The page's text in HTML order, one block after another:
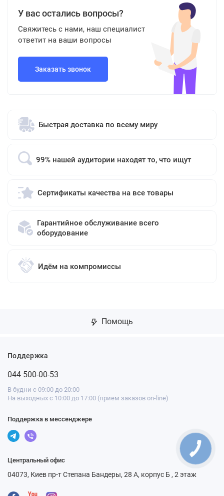
У вас остались вопросы?
Свяжитесь с нами, наш специалист
ответит на ваши вопросы
Заказать звонок
Быстрая доставка по всему миру
99% нашей аудитории находят то, что ищут
Сертификаты качества на все товары
Гарантийное обслуживание всего
оборудование
Идём на компромиссы
Помощь
Поддержка
044 500-00-53
В будни с 09:00 до 20:00
На выходных с 10:00 до 17:00 (прием заказов on-line)
Поддержка в мессенджере
Центральный офис
04073, Киев пр-т Степана Бандеры, 28 А, корпус Б , 2 этаж